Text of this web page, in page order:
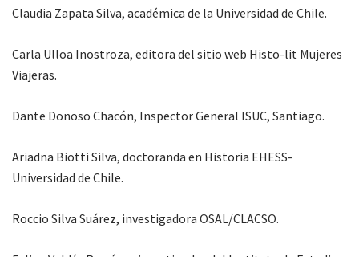
Claudia Zapata Silva, académica de la Universidad de Chile.
Carla Ulloa Inostroza, editora del sitio web Histo-lit Mujeres
Viajeras.
Dante Donoso Chacón, Inspector General ISUC, Santiago.
Ariadna Biotti Silva, doctoranda en Historia EHESS-
Universidad de Chile.
Roccio Silva Suárez, investigadora OSAL/CLACSO.